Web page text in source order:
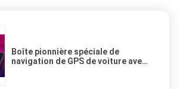
Boîte pionnière spéciale de
navigation de GPS de voiture avec